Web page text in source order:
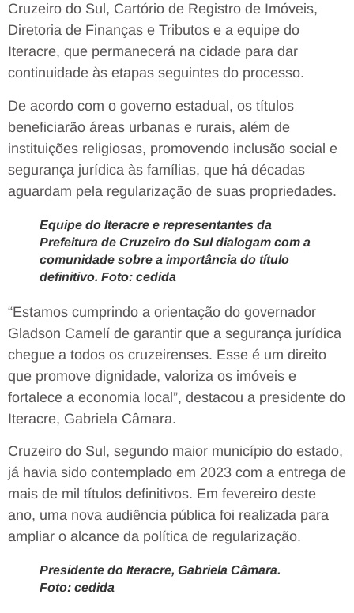
Cruzeiro do Sul, Cartório de Registro de Imóveis,
Diretoria de Finanças e Tributos e a equipe do
Iteracre, que permanecerá na cidade para dar
continuidade às etapas seguintes do processo.
De acordo com o governo estadual, os títulos
beneficiarão áreas urbanas e rurais, além de
instituições religiosas, promovendo inclusão social e
segurança jurídica às famílias, que há décadas
aguardam pela regularização de suas propriedades.
Equipe do Iteracre e representantes da
Prefeitura de Cruzeiro do Sul dialogam com a
comunidade sobre a importância do título
definitivo. Foto: cedida
“Estamos cumprindo a orientação do governador
Gladson Camelí de garantir que a segurança jurídica
chegue a todos os cruzeirenses. Esse é um direito
que promove dignidade, valoriza os imóveis e
fortalece a economia local”, destacou a presidente do
Iteracre, Gabriela Câmara.
Cruzeiro do Sul, segundo maior município do estado,
já havia sido contemplado em 2023 com a entrega de
mais de mil títulos definitivos. Em fevereiro deste
ano, uma nova audiência pública foi realizada para
ampliar o alcance da política de regularização.
Presidente do Iteracre, Gabriela Câmara.
Foto: cedida